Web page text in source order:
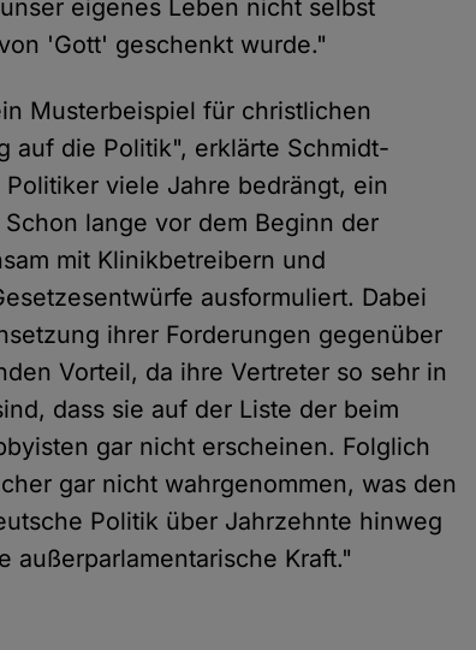
eigenes Leben nicht selbst
'Gott' geschenkt wurde."
Musterbeispiel für christlichen
auf die Politik", erklärte Schmidt-
viele Jahre bedrängt, ein
lange vor dem Beginn der
mit Klinikbetreibern und
ausformuliert. Dabei
ihrer Forderungen gegenüber
Vorteil, da ihre Vertreter so sehr in
dass sie auf der Liste der beim
gar nicht erscheinen. Folglich
gar nicht wahrgenommen, was den
Politik über Jahrzehnte hinweg
außerparlamentarische Kraft."